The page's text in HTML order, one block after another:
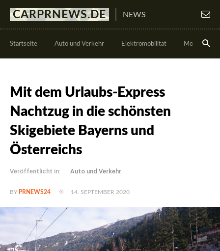
CARPRNEWS.DE NEWS
Startseite Auto und Verkehr Elektromobilität Motorsport
Mit dem Urlaubs-Express
Nachtzug in die schönsten
Skigebiete Bayerns und
Österreichs
Veröffentlicht in: Auto und Verkehr
BY PRNEWS24 14. SEPTEMBER 2020